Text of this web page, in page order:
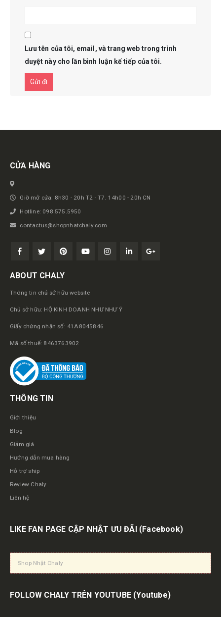
Lưu tên của tôi, email, và trang web trong trình
duyệt này cho lần bình luận kế tiếp của tôi.
Get in touch
CỬA HÀNG
Giờ mở cửa: 8h30 - 20h T2 - T7. 14h00 - 20h CN
Hotline: 098.575.5950
contactus@shopnhatchaly.com
ABOUT CHALY
Thông tin chủ sở hữu website
Chủ sở hữu: HỘ KINH DOANH NHƯ NHƯ Ý
Giấy chứng nhận số: 41A8045846
Mã số thuế: 8463763902
THÔNG TIN
Giới thiệu
Blog
Giảm giá
Hướng dẫn mua hàng
Hỗ trợ ship
Review Chaly
Liên hệ
LIKE FAN PAGE CẬP NHẬT ƯU ĐÃI (Facebook)
Shop Nhật Chaly
FOLLOW CHALY TRÊN YOUTUBE (Youtube)